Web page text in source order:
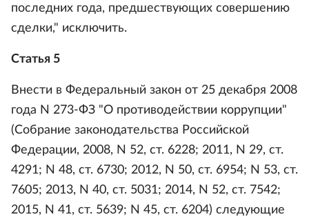
последних года, предшествующих совершению
сделки," исключить.
Статья 5
Внести в Федеральный закон от 25 декабря 2008
года N 273-ФЗ "О противодействии коррупции"
(Собрание законодательства Российской
Федерации, 2008, N 52, ст. 6228; 2011, N 29, ст.
4291; N 48, ст. 6730; 2012, N 50, ст. 6954; N 53, ст.
7605; 2013, N 40, ст. 5031; 2014, N 52, ст. 7542;
2015, N 41, ст. 5639; N 45, ст. 6204) следующие